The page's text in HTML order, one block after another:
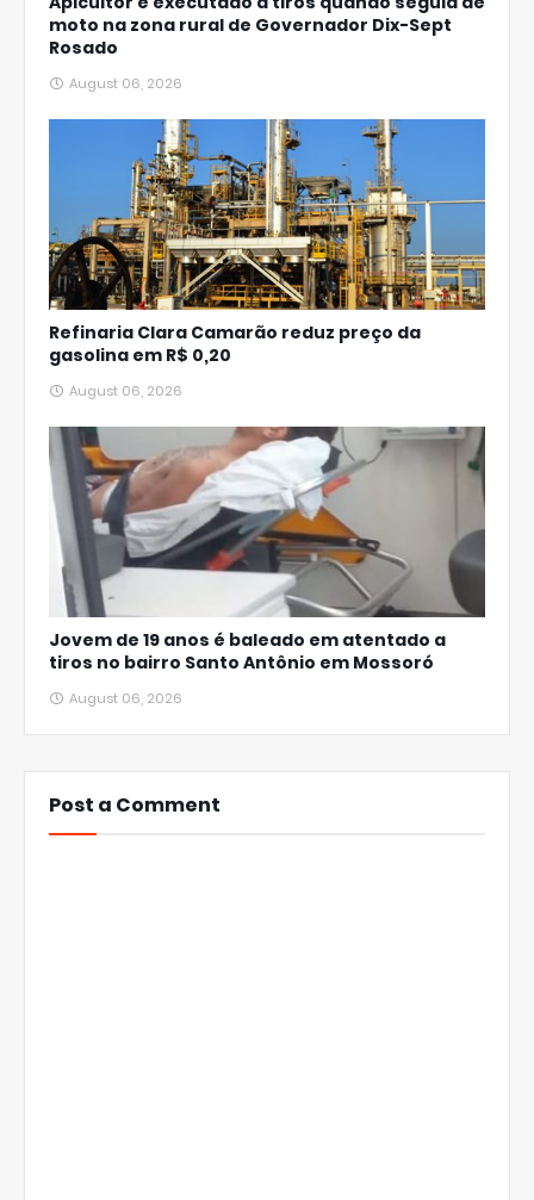
moto na zona rural de Governador Dix-Sept
Rosado
August 06, 2026
Refinaria Clara Camarão reduz preço da
gasolina em R$ 0,20
August 06, 2026
Jovem de 19 anos é baleado em atentado a
tiros no bairro Santo Antônio em Mossoró
August 06, 2026
Post a Comment